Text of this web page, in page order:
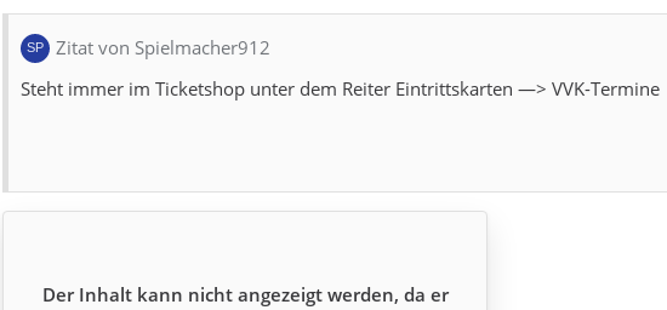
Zitat von Spielmacher912
Steht immer im Ticketshop unter dem Reiter Eintrittskarten —> VVK-Termine
Der Inhalt kann nicht angezeigt werden, da er